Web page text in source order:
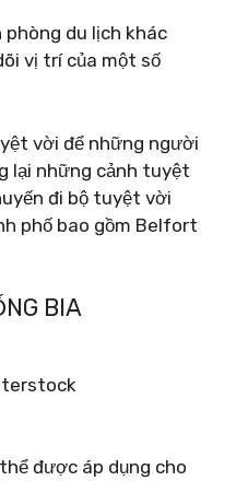
du lịch khác
vị trí của một số
vời để những người
lại những cảnh tuyệt
đi bộ tuyệt vời
phố bao gồm Belfort
BIA
được áp dụng cho